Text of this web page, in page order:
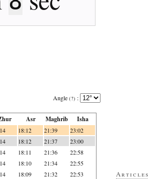
Angle (?) :
Asr Maghrib Isha
18:12 21:39 23:02
18:12 21:37 23:00
18:11 21:36 22:58
18:10 21:34 22:55
18:09 21:32 22:53